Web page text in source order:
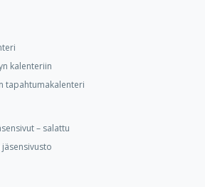
kalenteriin
tapahtumakalenteri
– salattu